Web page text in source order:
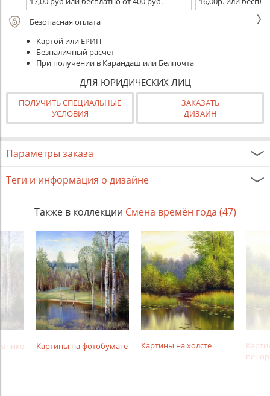
Безопасная оплата
Картой или ЕРИП
Безналичный расчет
При получении в Карандаш или Белпочта
ДЛЯ ЮРИДИЧЕСКИХ ЛИЦ
ПОЛУЧИТЬ СПЕЦИАЛЬНЫЕ
УСЛОВИЯ
ЗАКАЗАТЬ
ДИЗАЙН
Параметры заказа
Теги и информация о дизайне
Также в коллекции Смена времён года (47)
Картины на фотобумаге Картины на холсте